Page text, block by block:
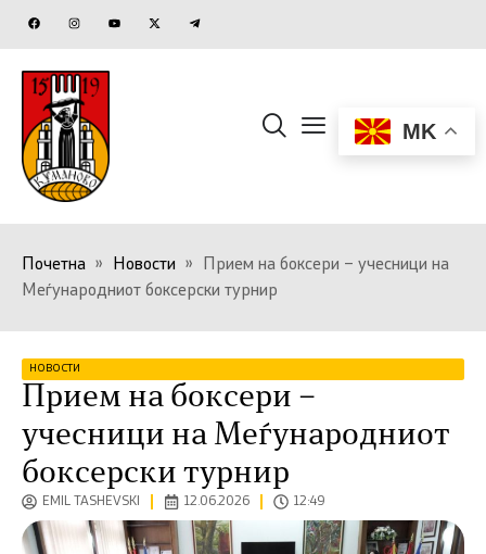
MK
Почетна » Новости »
Прием на боксери – учесници на
Меѓународниот боксерски турнир
НОВОСТИ
Прием на боксери –
учесници на Меѓународниот
боксерски турнир
EMIL TASHEVSKI 12.06.2026 12:49